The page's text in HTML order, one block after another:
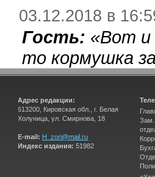
03.12.2018 в
Гость: «Вот и
то кормушка
Адрес редакции:
613200, Кировская обл., г. Белая
Холуница, ул. Смирнова, 18
E-mail: H_zori@mail.ru
Индекс издания: 51982
Зам.